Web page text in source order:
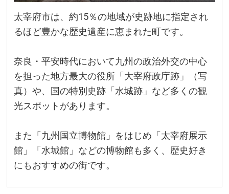
太宰府市は、約15％の地域が史跡地に指定され
るほど豊かな歴史遺産に恵まれた町です。
奈良・平安時代において九州の政治外交の中心
を担った地方最大の役所「大宰府政庁跡」（写
真）や、国の特別史跡「水城跡」など多くの観
光スポットがあります。
また「九州国立博物館」をはじめ「太宰府展示
館」「水城館」などの博物館も多く、歴史好き
にもおすすめの街です。